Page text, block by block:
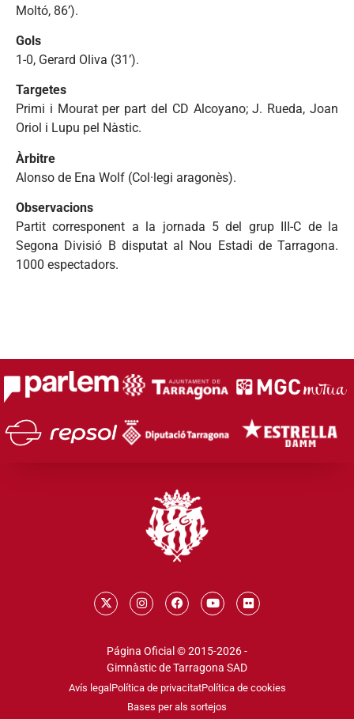
Moltó, 86’).
Gols
1-0, Gerard Oliva (31’).
Targetes
Primi i Mourat per part del CD Alcoyano; J. Rueda, Joan
Oriol i Lupu pel Nàstic.
Àrbitre
Alonso de Ena Wolf (Col·legi aragonès).
Observacions
Partit corresponent a la jornada 5 del grup III-C de la
Segona Divisió B disputat al Nou Estadi de Tarragona.
1000 espectadors.
Página Oficial © 2015-2026 -
Gimnàstic de Tarragona SAD
Avís legalPolítica de privacitatPolítica de cookies
Bases per als sortejos